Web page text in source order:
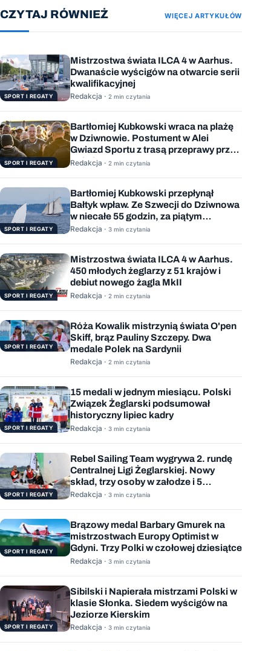
CZYTAJ RÓWNIEŻ WIĘCEJ ARTYKUŁÓW
SPORT I REGATY
Mistrzostwa świata ILCA 4 w Aarhus.
Dwanaście wyścigów na otwarcie serii
kwalifikacyjnej
Redakcja · 2 min czytania
SPORT I REGATY
Bartłomiej Kubkowski wraca na plażę
w Dziwnowie. Postument w Alei
Gwiazd Sportu z trasą przeprawy przez
Bałtyk
Redakcja · 2 min czytania
SPORT I REGATY
Bartłomiej Kubkowski przepłynął
Bałtyk wpław. Ze Szwecji do Dziwnowa
w niecałe 55 godzin, za piątym
podejściem
Redakcja · 3 min czytania
SPORT I REGATY
Mistrzostwa świata ILCA 4 w Aarhus.
450 młodych żeglarzy z 51 krajów i
debiut nowego żagla MkII
Redakcja · 2 min czytania
SPORT I REGATY
Róża Kowalik mistrzynią świata O'pen
Skiff, brąz Pauliny Szczepy. Dwa
medale Polek na Sardynii
Redakcja · 2 min czytania
SPORT I REGATY
15 medali w jednym miesiącu. Polski
Związek Żeglarski podsumował
historyczny lipiec kadry
Redakcja · 3 min czytania
SPORT I REGATY
Rebel Sailing Team wygrywa 2. rundę
Centralnej Ligi Żeglarskiej. Nowy
skład, trzy osoby w załodze i 5
wygranych wyścigów
Redakcja · 3 min czytania
SPORT I REGATY
Brązowy medal Barbary Gmurek na
mistrzostwach Europy Optimist w
Gdyni. Trzy Polki w czołowej dziesiątce
Redakcja · 3 min czytania
SPORT I REGATY
Sibilski i Napierała mistrzami Polski w
klasie Słonka. Siedem wyścigów na
Jeziorze Kierskim
Redakcja · 3 min czytania